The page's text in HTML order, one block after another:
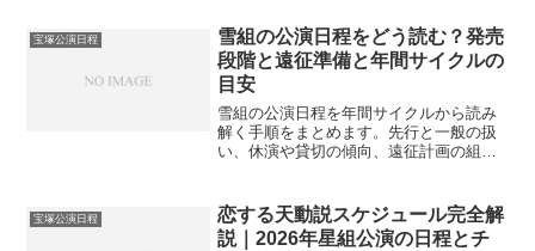
宝塚公演日程
雪組の公演日程をどう読む？発売
段階と遠征準備と年間サイクルの
目安
雪組の公演日程を年間サイクルから読み
解く手順をまとめます。先行と一般の扱
い、休演や貸切の傾向、遠征計画の組み
宝塚公演日程
恋する天動説スケジュール完全解
説｜2026年星組公演の日程とチ